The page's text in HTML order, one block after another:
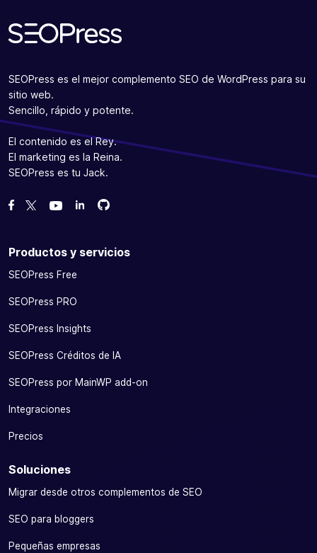
SEOPress es el mejor complemento SEO de WordPress para su
sitio web.
Sencillo, rápido y potente.
El contenido es el Rey.
El marketing es la Reina.
SEOPress es tu Jack.
Danos like en Facebook
Síguenos en Twitter
Míranos en YouTube
Bifurcanos en GitHub
Bifurcanos en GitHub
Productos y servicios
SEOPress Free
SEOPress PRO
SEOPress Insights
SEOPress Créditos de IA
SEOPress por MainWP add-on
Integraciones
Precios
Soluciones
Migrar desde otros complementos de SEO
SEO para bloggers
Pequeñas empresas